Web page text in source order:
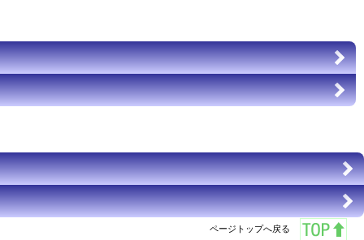
ページトップへ戻る